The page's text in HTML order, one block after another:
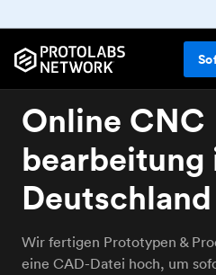
Online CNC
bearbeitung
Deutschland
Wir fertigen Prototypen &
eine CAD-Datei hoch, um